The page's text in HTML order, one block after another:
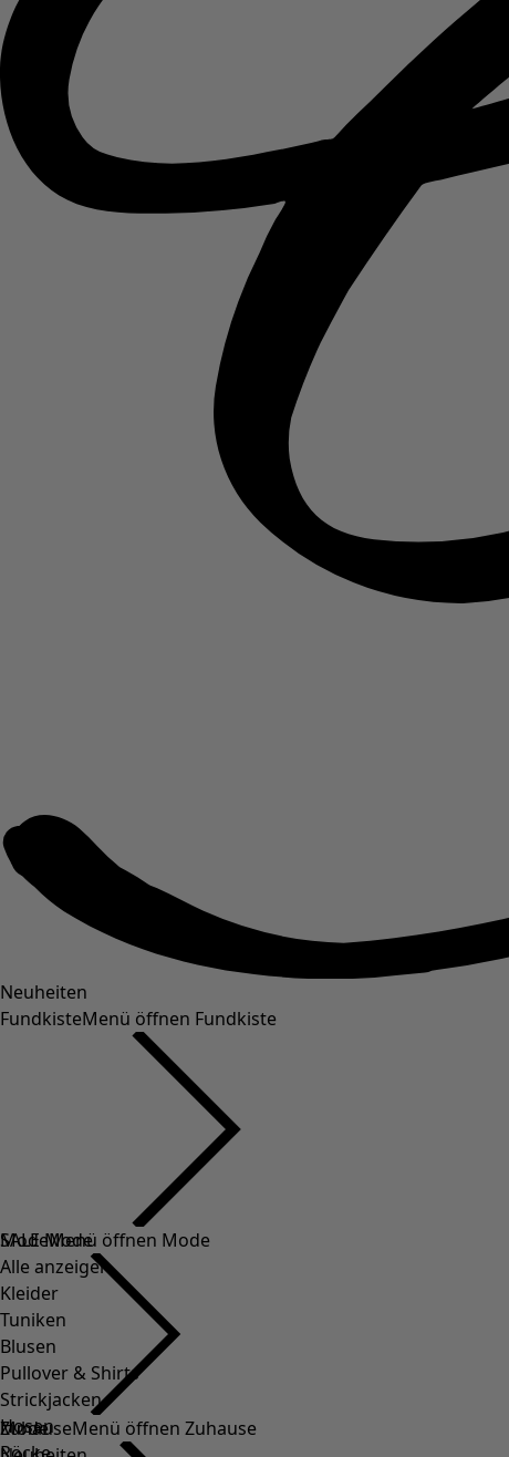
Neuheiten
FundkisteMenü öffnen Fundkiste
SALE Mode
Alle anzeigen
Kleider
Tuniken
Blusen
Pullover & Shirts
Strickjacken
Hosen
ModeMenü öffnen Mode
Mode
ZuhauseMenü öffnen Zuhause